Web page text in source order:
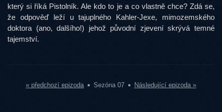
který si říká Pistolník. Ale kdo to je a co vlastně chce? Zdá se,
že odpověď leží u tajuplného Kahler-Jexe, mimozemského
doktora (ano, dalšího!) jehož původní zjevení skrývá temné
tajemství.
« předchozí epizoda Sezóna 07 Následující epizoda »